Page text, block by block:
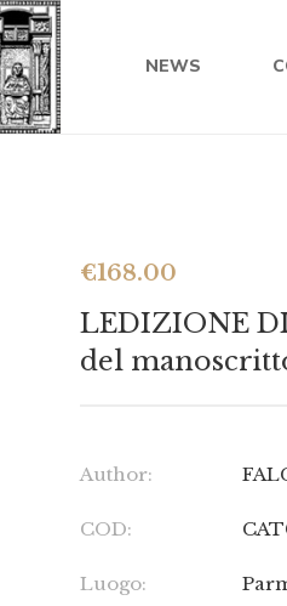
NEWS
€168.00
LEDIZIONE
del
Author:
COD:
Luogo: